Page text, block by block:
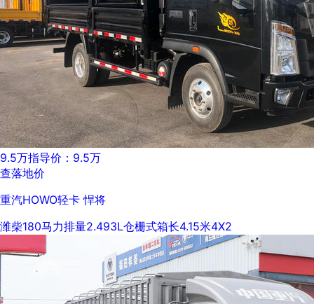
9.5万指导价：9.5万
查落地价
重汽HOWO轻卡 悍将
潍柴180马力排量2.493L仓栅式箱长4.15米4X2